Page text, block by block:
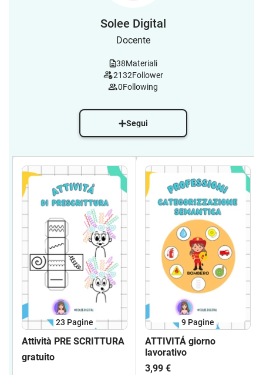
Solee Digital
Docente
38Materiali
2132Follower
0Following
Segui
23 Pagine
Attività PRE SCRITTURA
gratuito
9 Pagine
ATTIVITÁ giorno
lavorativo
3,99 €